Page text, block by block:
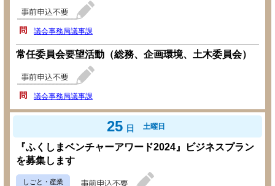
議会事務局議事課
常任委員会要望活動（総務、企画環境、土木委員会）
議会事務局議事課
25 日 土曜日
『ふくしまベンチャーアワード2024』ビジネスプラン
を募集します
しごと・産業